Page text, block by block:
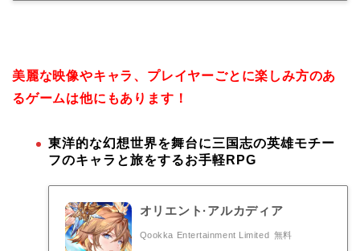
美麗な映像やキャラ、プレイヤーごとに楽しみ方のあ
るゲームは他にもあります！
東洋的な幻想世界を舞台に三国志の英雄モチー
フのキャラと旅をするお手軽RPG
オリエント·アルカディア
Qookka Entertainment Limited 無料